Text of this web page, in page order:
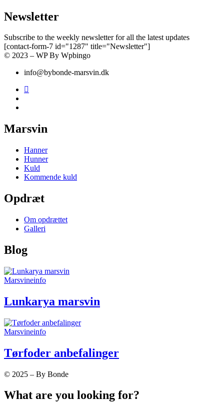
Newsletter
Subscribe to the weekly newsletter for all the latest updates
[contact-form-7 id="1287" title="Newsletter"]
© 2023 – WP By Wpbingo
info@bybonde-marsvin.dk
Marsvin
Hanner
Hunner
Kuld
Kommende kuld
Opdræt
Om opdrættet
Galleri
Blog
Marsvineinfo
Lunkarya marsvin
Marsvineinfo
Tørfoder anbefalinger
© 2025 – By Bonde
What are you looking for?